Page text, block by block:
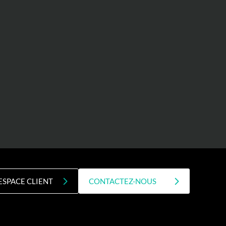
CLIENT CONTACTEZ-NOUS